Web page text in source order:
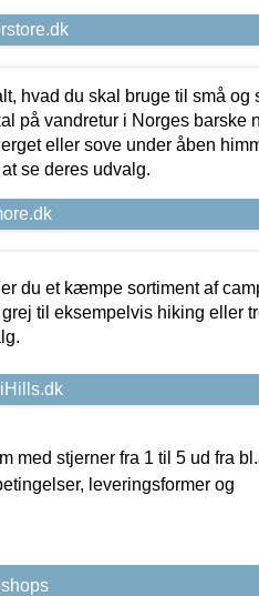
hvad du skal bruge til små og
på vandretur i Norges barske
eller sove under åben
se deres udvalg.
du et kæmpe sortiment af
til eksempelvis hiking eller
med stjerner fra 1 til 5 ud fra
leveringsformer og